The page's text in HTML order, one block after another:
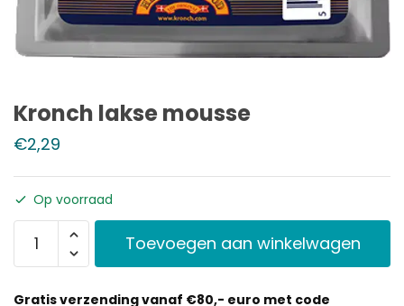
Kronch lakse mousse
€2,29
Op voorraad
Toevoegen aan winkelwagen
Gratis verzending vanaf €80,- euro met code